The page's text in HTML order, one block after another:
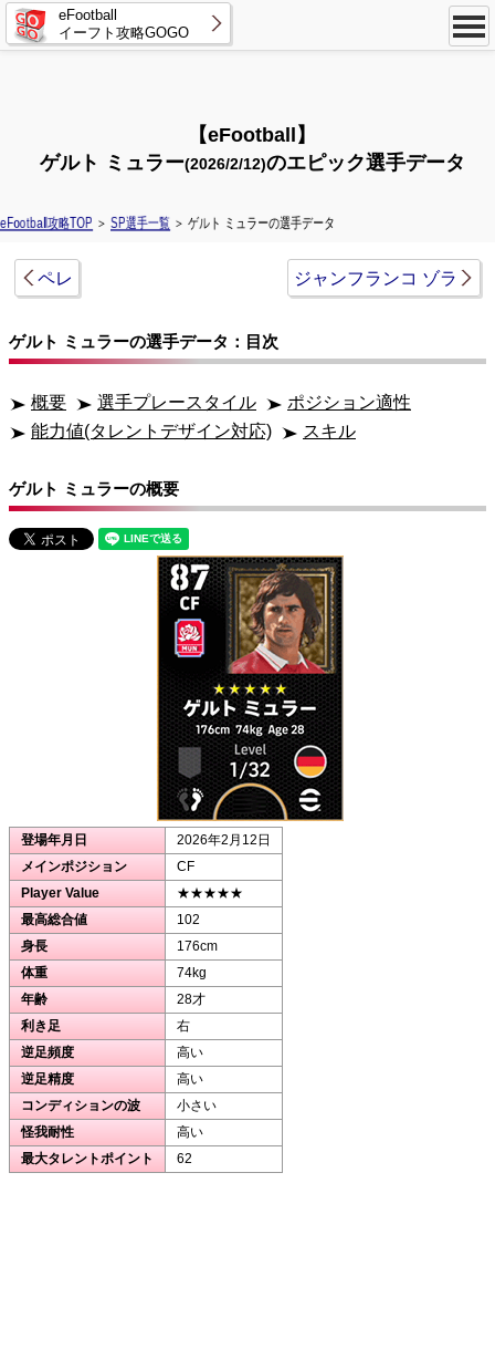
eFootball
イーフト攻略GOGO
【eFootball】
ゲルト ミュラー(2026/2/12)のエピック選手データ
eFootball攻略TOP ＞ SP選手一覧 ＞ ゲルト ミュラーの選手データ
ペレ ジャンフランコ ゾラ
ゲルト ミュラーの選手データ：目次
概要 選手プレースタイル
ポジション適性
能力値(タレントデザイン対応)
スキル
ゲルト ミュラーの概要
登場年月日
2026年2月12日
メインポジション
CF
Player Value
★★★★★
最高総合値
102
身長
176cm
体重
74kg
年齢
28才
利き足
右
逆足頻度
高い
逆足精度
高い
コンディションの波
小さい
怪我耐性
高い
最大タレントポイント
62